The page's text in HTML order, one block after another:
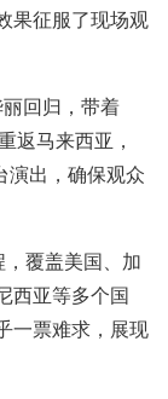
果征服了现场观
回归，带着
返马来西亚，
演出，确保观众
，覆盖美国、加
西亚等多个国
一票难求，展现